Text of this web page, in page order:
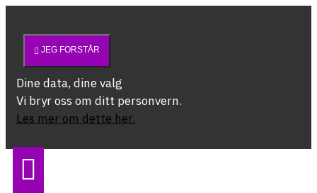
JEG FORSTÅR
Dine data, dine valg
Vi bryr oss om ditt personvern.
Les mer om dette her.